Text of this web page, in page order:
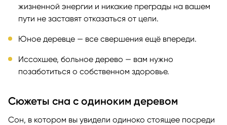
жизненной энергии и никакие преграды на вашем
пути не заставят отказаться от цели.
Юное деревце — все свершения ещё впереди.
Иссохшее, больное дерево — вам нужно
позаботиться о собственном здоровье.
Сюжеты сна с одиноким деревом
Сон, в котором вы увидели одиноко стоящее посреди